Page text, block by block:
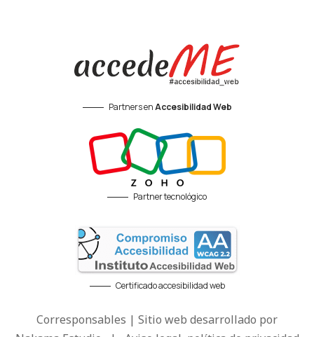
Partners enAccesibilidad Web
Partner tecnológico
Certificado accesibilidad web
Corresponsables | Sitio web desarrollado por